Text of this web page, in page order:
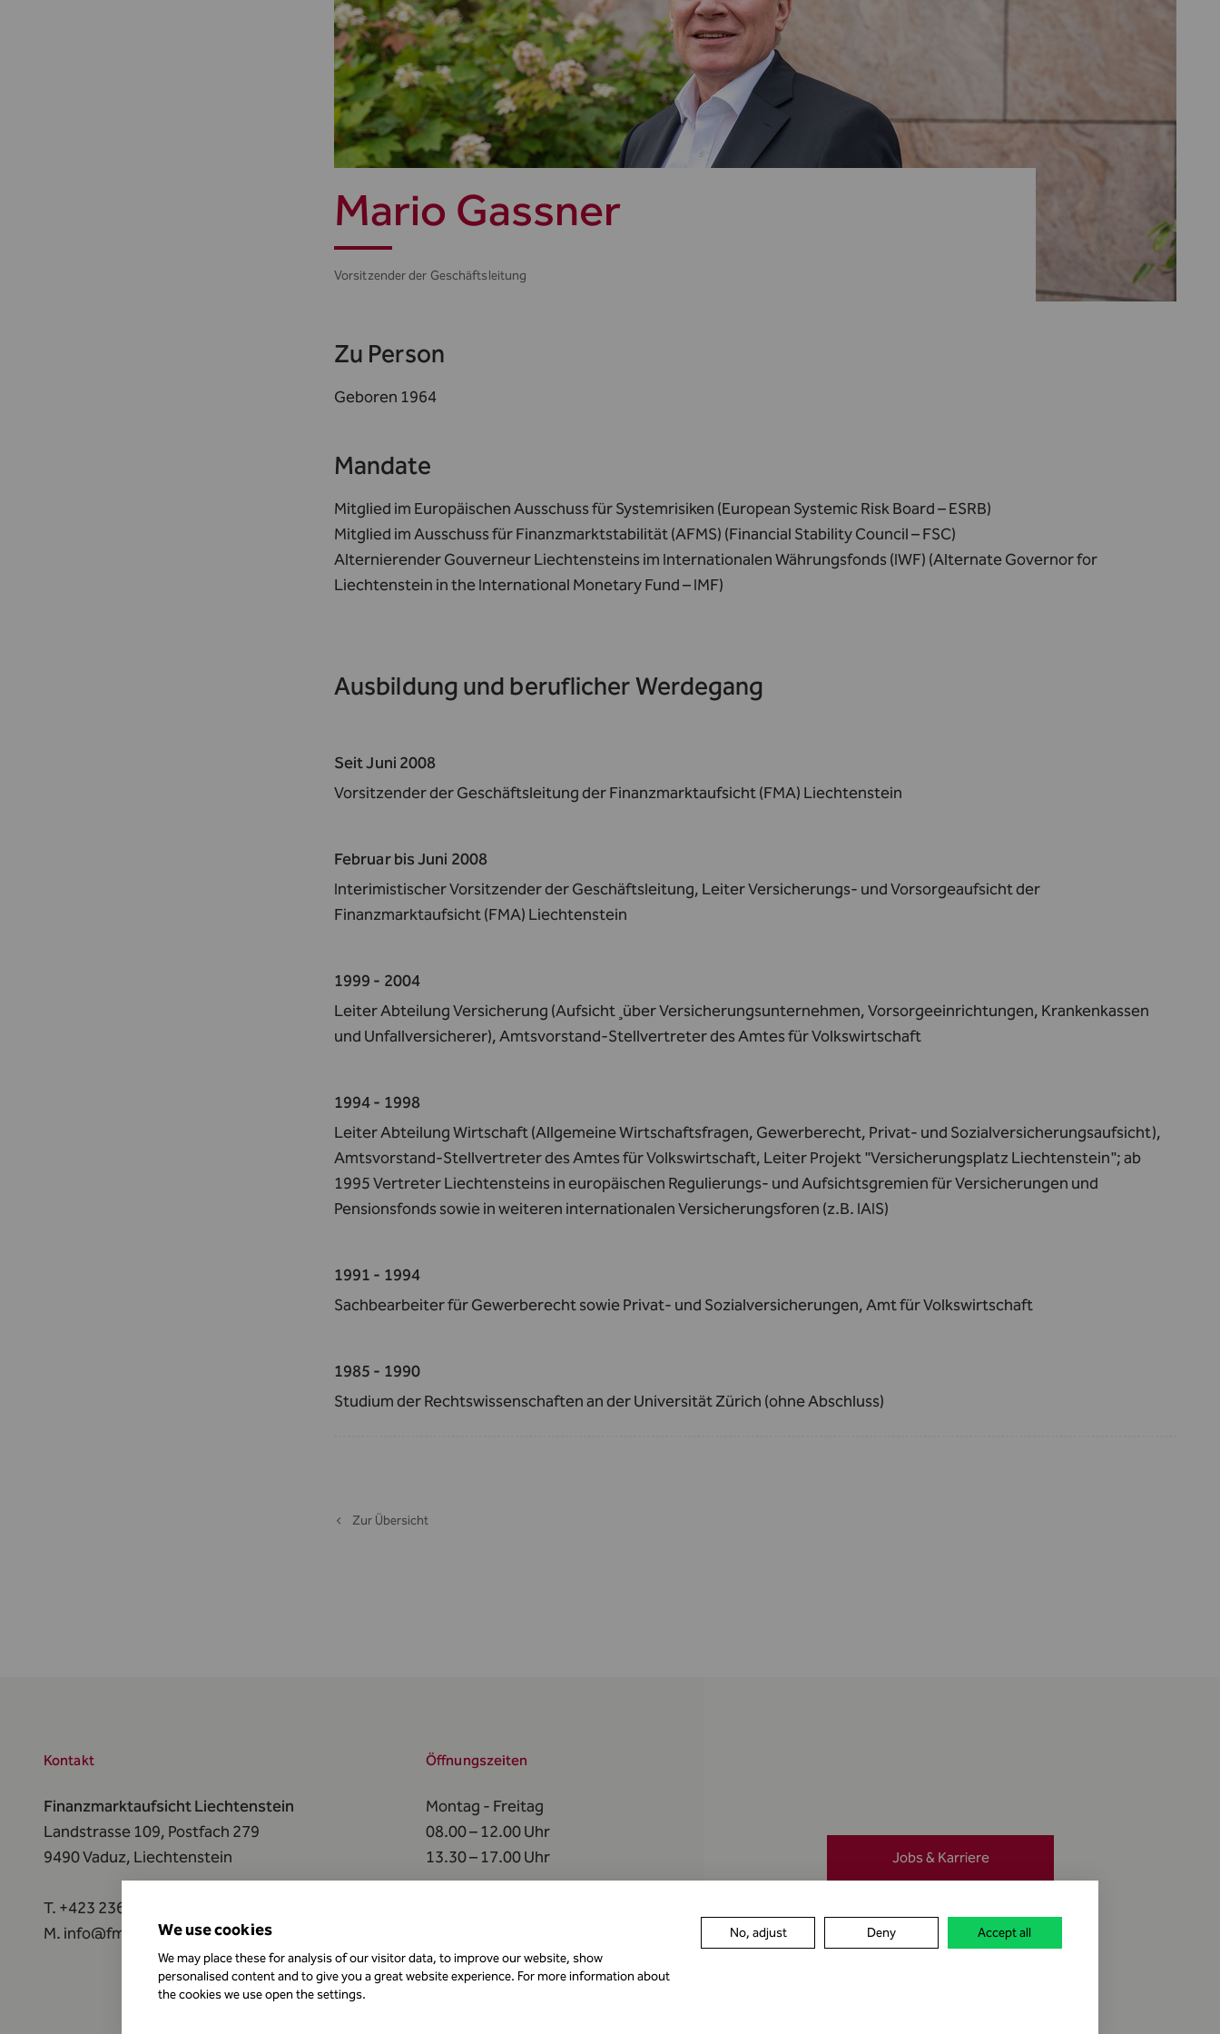
Mario Gassner
Vorsitzender der Geschäftsleitung
Zu Person
Geboren 1964
Mandate
Mitglied im Europäischen Ausschuss für Systemrisiken (European Systemic Risk Board – ESRB)
Mitglied im Ausschuss für Finanzmarktstabilität (AFMS) (Financial Stability Council – FSC)
Alternierender Gouverneur Liechtensteins im Internationalen Währungsfonds (IWF) (Alternate Governor for
Liechtenstein in the International Monetary Fund – IMF)
Ausbildung und beruflicher Werdegang
Seit Juni 2008
Vorsitzender der Geschäftsleitung der Finanzmarktaufsicht (FMA) Liechtenstein
Februar bis Juni 2008
Interimistischer Vorsitzender der Geschäftsleitung, Leiter Versicherungs- und Vorsorgeaufsicht der
Finanzmarktaufsicht (FMA) Liechtenstein
1999 - 2004
Leiter Abteilung Versicherung (Aufsicht ¸über Versicherungsunternehmen, Vorsorgeeinrichtungen, Krankenkassen
und Unfallversicherer), Amtsvorstand-Stellvertreter des Amtes für Volkswirtschaft
1994 - 1998
Leiter Abteilung Wirtschaft (Allgemeine Wirtschaftsfragen, Gewerberecht, Privat- und Sozialversicherungsaufsicht),
Amtsvorstand-Stellvertreter des Amtes für Volkswirtschaft, Leiter Projekt "Versicherungsplatz Liechtenstein"; ab
1995 Vertreter Liechtensteins in europäischen Regulierungs- und Aufsichtsgremien für Versicherungen und
Pensionsfonds sowie in weiteren internationalen Versicherungsforen (z.B. IAIS)
1991 - 1994
Sachbearbeiter für Gewerberecht sowie Privat- und Sozialversicherungen, Amt für Volkswirtschaft
1985 - 1990
Studium der Rechtswissenschaften an der Universität Zürich (ohne Abschluss)
Zur Übersicht
Kontakt
Finanzmarktaufsicht Liechtenstein
Landstrasse 109, Postfach 279
9490 Vaduz, Liechtenstein
T. +423 236 73 73
M. info@fma-li.li
Öffnungszeiten
Montag - Freitag
08.00 – 12.00 Uhr
13.30 – 17.00 Uhr
Jobs & Karriere
We use cookies
We may place these for analysis of our visitor data, to improve our website, show
personalised content and to give you a great website experience. For more information about
the cookies we use open the settings.
No, adjust Deny Accept all